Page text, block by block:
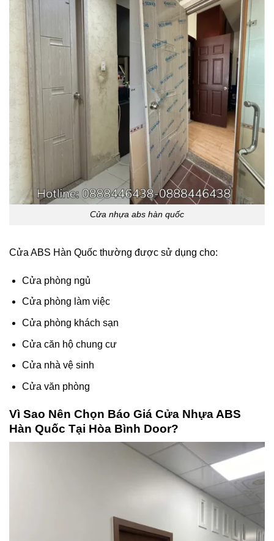
Cửa nhựa abs hàn quốc
Cửa ABS Hàn Quốc thường được sử dụng cho:
Cửa phòng ngủ
Cửa phòng làm việc
Cửa phòng khách sạn
Cửa căn hộ chung cư
Cửa nhà vệ sinh
Cửa văn phòng
Vì Sao Nên Chọn Báo Giá Cửa Nhựa ABS
Hàn Quốc Tại Hòa Bình Door?